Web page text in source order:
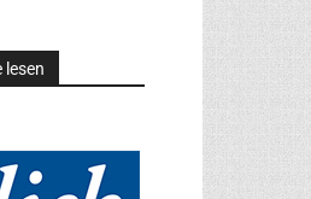
lesen